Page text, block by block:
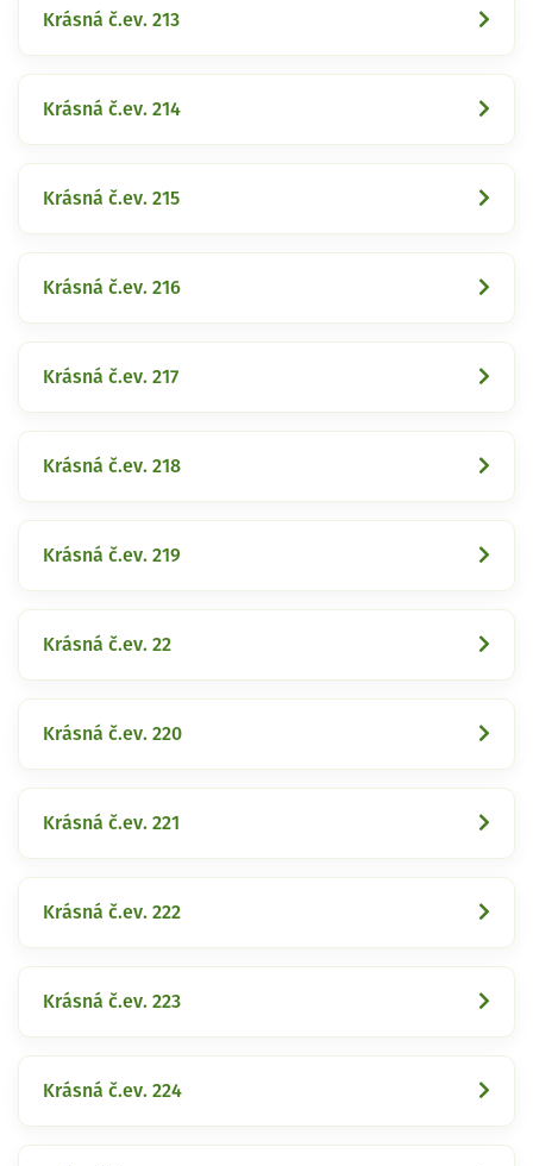
Krásná č.ev. 213
Krásná č.ev. 214
Krásná č.ev. 215
Krásná č.ev. 216
Krásná č.ev. 217
Krásná č.ev. 218
Krásná č.ev. 219
Krásná č.ev. 22
Krásná č.ev. 220
Krásná č.ev. 221
Krásná č.ev. 222
Krásná č.ev. 223
Krásná č.ev. 224